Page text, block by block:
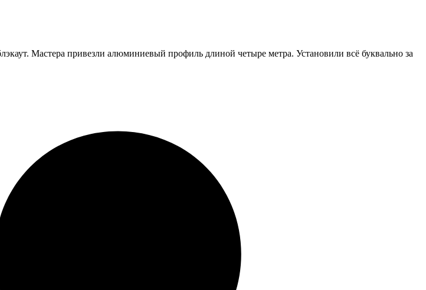
Мастера привезли алюминиевый профиль длиной четыре метра. Установили всё буквально за